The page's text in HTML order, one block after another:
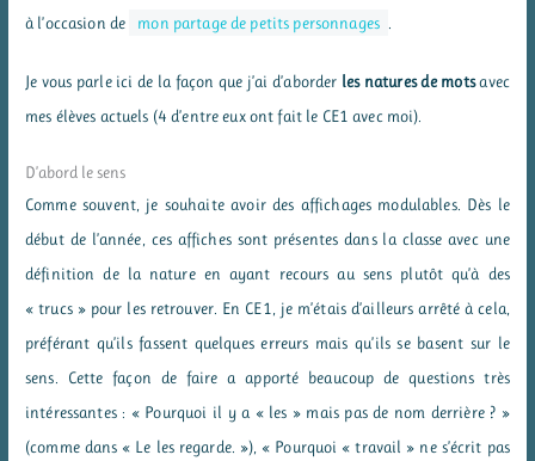
à l’occasion de
mon partage de petits personnages .
Je vous parle ici de la façon que j’ai d’aborder les natures de motsavec
mes élèves actuels (4 d’entre eux ont fait le CE1 avec moi).
D’abord le sens
Comme souvent, je souhaite avoir des affichages modulables. Dès le
début de l’année, ces affiches sont présentes dans la classe avec une
définition de la nature en ayant recours au sens plutôt qu’à des
« trucs » pour les retrouver. En CE1, je m’étais d’ailleurs arrêté à cela,
préférant qu’ils fassent quelques erreurs mais qu’ils se basent sur le
sens. Cette façon de faire a apporté beaucoup de questions très
intéressantes : « Pourquoi il y a « les » mais pas de nom derrière ? »
(comme dans « Le les regarde. »), « Pourquoi « travail » ne s’écrit pas